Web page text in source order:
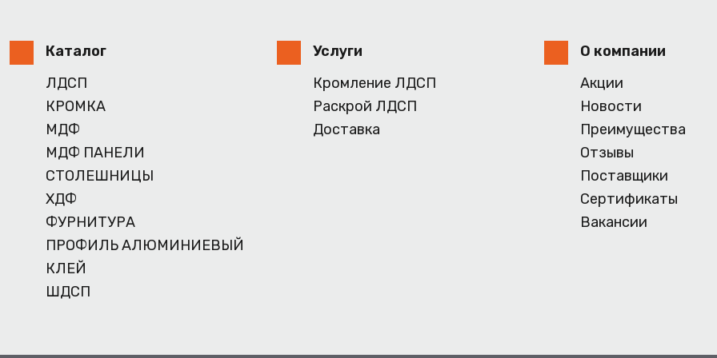
Каталог
ЛДСП
КРОМКА
МДФ
МДФ ПАНЕЛИ
СТОЛЕШНИЦЫ
ХДФ
ФУРНИТУРА
ПРОФИЛЬ АЛЮМИНИЕВЫЙ
КЛЕЙ
ШДСП
Услуги
Кромление ЛДСП
Раскрой ЛДСП
Доставка
О компании
Акции
Новости
Преимущества
Отзывы
Поставщики
Сертификаты
Вакансии